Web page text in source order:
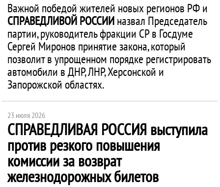
Важной победой жителей новых регионов РФ и
СПРАВЕДЛИВОЙ РОССИИназвал Председатель
партии, руководитель фракции СР в Госдуме
Сергей Миронов принятие закона, который
позволит в упрощенном порядке регистрировать
автомобили в ДНР, ЛНР, Херсонской и
Запорожской областях.
23 июля 2026
СПРАВЕДЛИВАЯ РОССИЯ выступила
против резкого повышения
комиссии за возврат
железнодорожных билетов